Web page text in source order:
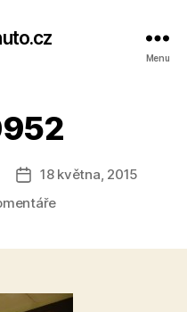
Menu
Datum
příspěvku
18 května, 2015
u